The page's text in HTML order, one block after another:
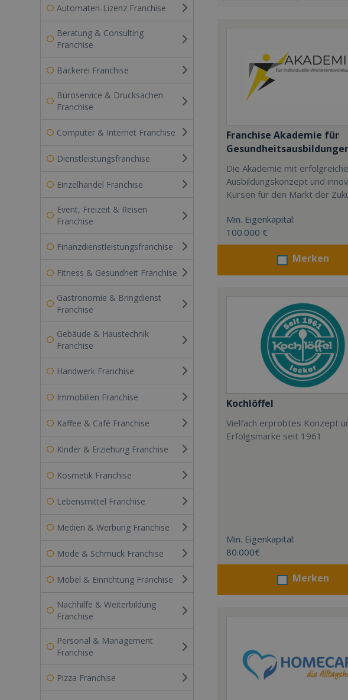
Automaten-Lizenz Franchise
Beratung & Consulting
Franchise
Bäckerei Franchise
Büroservice & Drucksachen
Franchise
Computer & Internet Franchise
Dienstleistungsfranchise
Einzelhandel Franchise
Event, Freizeit & Reisen
Franchise
Finanzdienstleistungsfranchise
Fitness & Gesundheit Franchise
Gastronomie & Bringdienst
Franchise
Gebäude & Haustechnik
Franchise
Handwerk Franchise
Immobilien Franchise
Kaffee & Café Franchise
Kinder & Erziehung Franchise
Kosmetik Franchise
Lebensmittel Franchise
Medien & Werbung Franchise
Mode & Schmuck Franchise
Möbel & Einrichtung Franchise
Nachhilfe & Weiterbildung
Franchise
Personal & Management
Franchise
Pizza Franchise
Franchise Akademie für
Die Akademie mit
Ausbildungskonzept und
Kursen für den Markt der
Min. Eigenkapital:
100.000 €
Merken
Kochlöffel
Vielfach erprobtes Konzept
Erfolgsmarke seit 1961
Min. Eigenkapital:
80.000€
Merken